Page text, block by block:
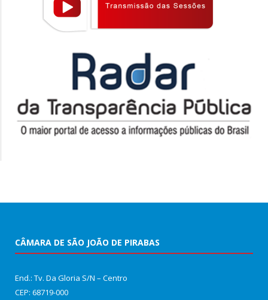
CÂMARA DE SÃO JOÃO DE PIRABAS
End.: Tv. Da Gloria S/N – Centro
CEP: 68719-000